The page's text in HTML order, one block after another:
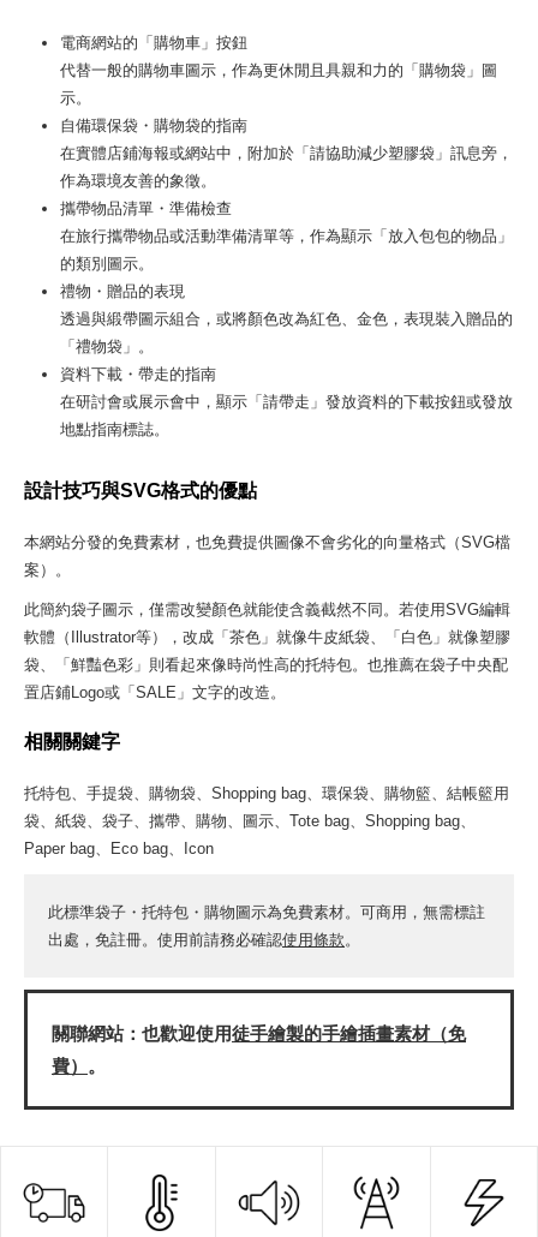
電商網站的「購物車」按鈕
代替一般的購物車圖示，作為更休閒且具親和力的「購物袋」圖
示。
自備環保袋・購物袋的指南
在實體店鋪海報或網站中，附加於「請協助減少塑膠袋」訊息旁，
作為環境友善的象徵。
攜帶物品清單・準備檢查
在旅行攜帶物品或活動準備清單等，作為顯示「放入包包的物品」
的類別圖示。
禮物・贈品的表現
透過與緞帶圖示組合，或將顏色改為紅色、金色，表現裝入贈品的
「禮物袋」。
資料下載・帶走的指南
在研討會或展示會中，顯示「請帶走」發放資料的下載按鈕或發放
地點指南標誌。
設計技巧與SVG格式的優點
本網站分發的免費素材，也免費提供圖像不會劣化的向量格式（SVG檔
案）。
此簡約袋子圖示，僅需改變顏色就能使含義截然不同。若使用SVG編輯
軟體（Illustrator等），改成「茶色」就像牛皮紙袋、「白色」就像塑膠
袋、「鮮豔色彩」則看起來像時尚性高的托特包。也推薦在袋子中央配
置店鋪Logo或「SALE」文字的改造。
相關關鍵字
托特包、手提袋、購物袋、Shopping bag、環保袋、購物籃、結帳籃用
袋、紙袋、袋子、攜帶、購物、圖示、Tote bag、Shopping bag、
Paper bag、Eco bag、Icon
此標準袋子・托特包・購物圖示為免費素材。可商用，無需標註
出處，免註冊。使用前請務必確認使用條款。
關聯網站：也歡迎使用徒手繪製的手繪插畫素材（免
費） 。